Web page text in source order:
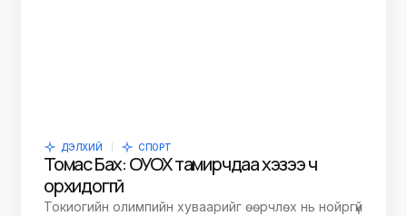
ДЭЛХИЙ СПОРТ
Томас Бах: ОУОХ тамирчдаа хэзээ ч
орхидоггүй
Токиогийн олимпийн хуваарийг өөрчлөх нь нойргүй